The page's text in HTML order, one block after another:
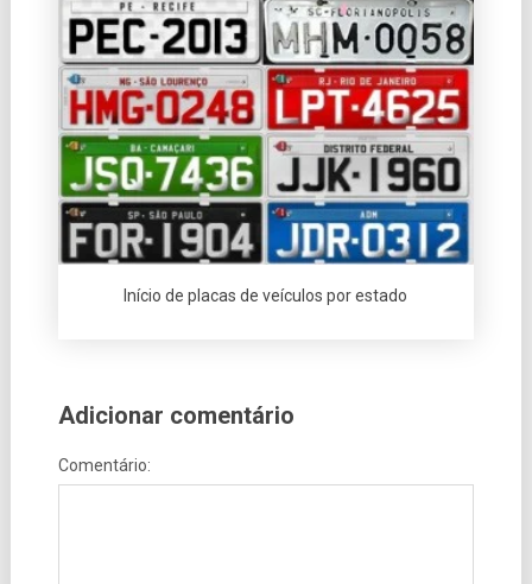
Início de placas de veículos por estado
Adicionar comentário
Comentário: